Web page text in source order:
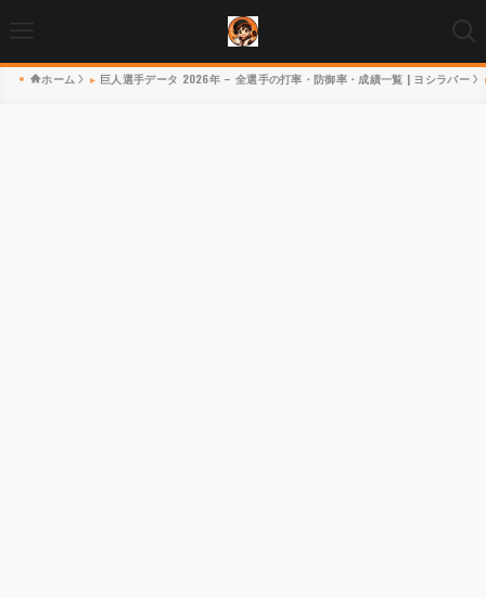
ホーム 巨人選手データ 2026年 – 全選手の打率・防御率・成績一覧 | ヨシラバー